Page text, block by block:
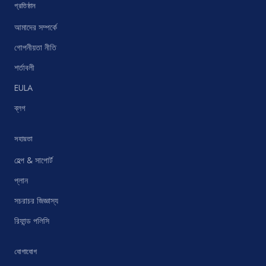
প্রতিষ্ঠান
আমাদের সম্পর্কে
গোপনীয়তা নীতি
শর্তাবলী
EULA
ব্লগ
সহায়তা
হেল্প & সাপোর্ট
প্লান
সচরাচর জিজ্ঞাস্য
রিফান্ড পলিসি
যোগাযোগ